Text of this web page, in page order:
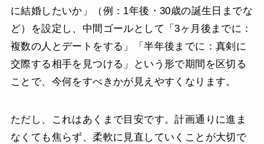
に結婚したいか」（例：1年後・30歳の誕生日までな
ど）を設定し、中間ゴールとして「3ヶ月後までに：
複数の人とデートをする」「半年後までに：真剣に
交際する相手を見つける」という形で期間を区切る
ことで、今何をすべきかが見えやすくなります。
ただし、これはあくまで目安です。計画通りに進ま
なくても焦らず、柔軟に見直していくことが大切で